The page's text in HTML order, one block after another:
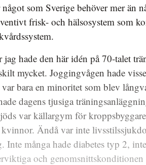
som Sverige behöver mer än
frisk- och hälsosystem som
jag hade den här idén på 70-talet
mycket. Joggingvågen hade
var bara en minoritet som blev
dagens tjusiga
var källargym för
Ändå var inte
Inte många hade diabetes typ 2,
och